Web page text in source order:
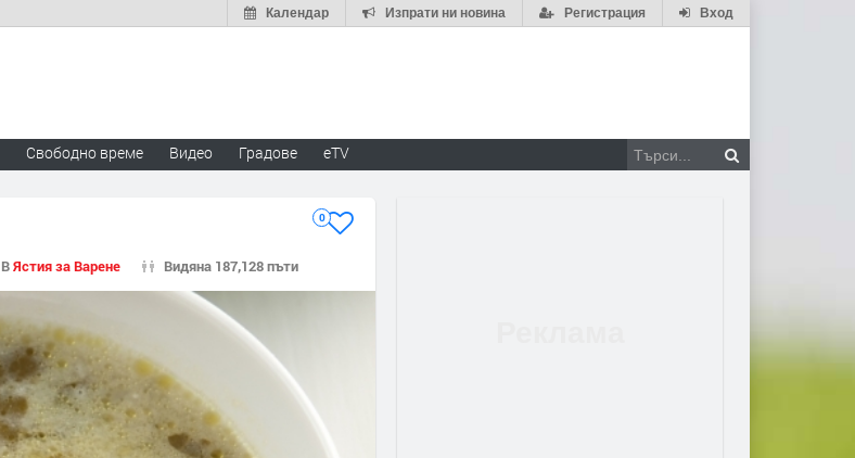
Вход
Регистрация
Изпрати ни новина
Календар
Свободно време Видео Градове eTV
0
ВЯстия за Варене Видяна 187,128 пъти